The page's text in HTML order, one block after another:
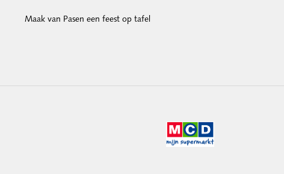
Maak van Pasen een feest op tafel